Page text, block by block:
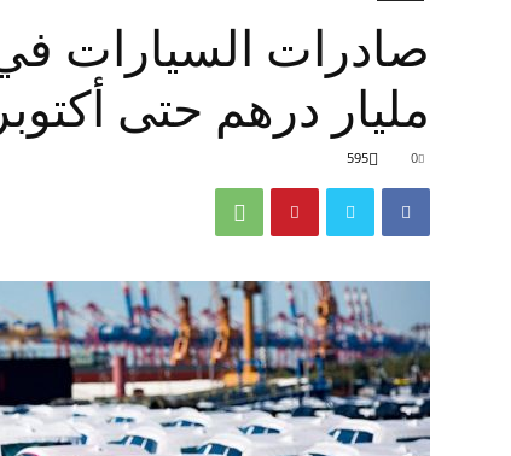
مليار درهم حتى أكتوبر 2021
0
595